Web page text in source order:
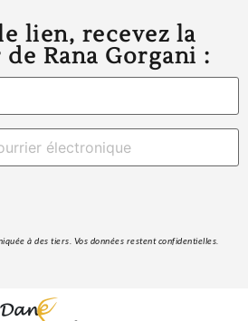
lien, recevez la
Rana Gorgani :